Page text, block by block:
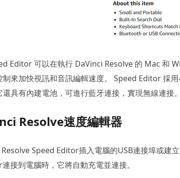
Editor 可以在執行 DaVinci Resolve 的 Mac 和
來加快視訊和音訊編輯速度。 Speed Editor 採
具有內建電池，可進行藍牙連接，實現無線連接。
Resolve速度編輯器
Speed Editor插入電腦的USB連接埠或建
接到電腦時，它將自動充電並連接。